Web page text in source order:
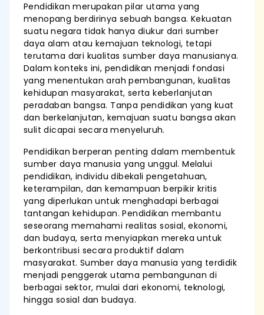
Pendidikan merupakan pilar utama yang
menopang berdirinya sebuah bangsa. Kekuatan
suatu negara tidak hanya diukur dari sumber
daya alam atau kemajuan teknologi, tetapi
terutama dari kualitas sumber daya manusianya.
Dalam konteks ini, pendidikan menjadi fondasi
yang menentukan arah pembangunan, kualitas
kehidupan masyarakat, serta keberlanjutan
peradaban bangsa. Tanpa pendidikan yang kuat
dan berkelanjutan, kemajuan suatu bangsa akan
sulit dicapai secara menyeluruh.
Pendidikan berperan penting dalam membentuk
sumber daya manusia yang unggul. Melalui
pendidikan, individu dibekali pengetahuan,
keterampilan, dan kemampuan berpikir kritis
yang diperlukan untuk menghadapi berbagai
tantangan kehidupan. Pendidikan membantu
seseorang memahami realitas sosial, ekonomi,
dan budaya, serta menyiapkan mereka untuk
berkontribusi secara produktif dalam
masyarakat. Sumber daya manusia yang terdidik
menjadi penggerak utama pembangunan di
berbagai sektor, mulai dari ekonomi, teknologi,
hingga sosial dan budaya.